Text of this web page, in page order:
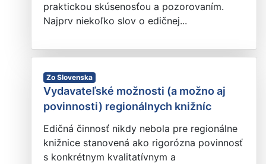
praktickou skúsenosťou a pozorovaním.
Najprv niekoľko slov o edičnej...
Zo Slovenska
Vydavateľské možnosti (a možno aj
povinnosti) regionálnych knižníc
Edičná činnosť nikdy nebola pre regionálne
knižnice stanovená ako rigorózna povinnosť
s konkrétnym kvalitatívnym a